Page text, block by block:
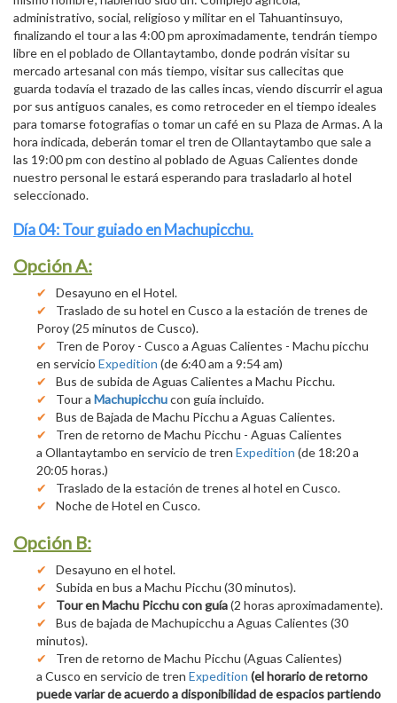
administrativo, social, religioso y militar en el Tahuantinsuyo,
finalizando el tour a las 4:00 pm aproximadamente, tendrán tiempo
libre en el poblado de Ollantaytambo, donde podrán visitar su
mercado artesanal con más tiempo, visitar sus callecitas que
guarda todavía el trazado de las calles incas, viendo discurrir el agua
por sus antiguos canales, es como retroceder en el tiempo ideales
para tomarse fotografías o tomar un café en su Plaza de Armas. A la
hora indicada, deberán tomar el tren de Ollantaytambo que sale a
las 19:00 pm con destino al poblado de Aguas Calientes donde
nuestro personal le estará esperando para trasladarlo al hotel
seleccionado.
Día 04: Tour guiado en Machupicchu.
Opción A:
Desayuno en el Hotel.
Traslado de su hotel en Cusco a la estación de trenes de
Poroy (25 minutos de Cusco).
Tren de Poroy - Cusco a Aguas Calientes - Machu picchu
en servicio Expedition (de 6:40 am a 9:54 am)
Bus de subida de Aguas Calientes a Machu Picchu.
Tour a Machupicchucon guía incluido.
Bus de Bajada de Machu Picchu a Aguas Calientes.
Tren de retorno de Machu Picchu - Aguas Calientes
a Ollantaytambo en servicio de tren Expedition (de 18:20 a
20:05 horas.)
Traslado de la estación de trenes al hotel en Cusco.
Noche de Hotel en Cusco.
Opción B:
Desayuno en el hotel.
Subida en bus a Machu Picchu (30 minutos).
Tour en Machu Picchu con guía(2 horas aproximadamente).
Bus de bajada de Machupicchu a Aguas Calientes (30
minutos).
Tren de retorno de Machu Picchu (Aguas Calientes)
a Cusco en servicio de tren Expedition (el horario de retorno
puede variar de acuerdo a disponibilidad de espacios partiendo